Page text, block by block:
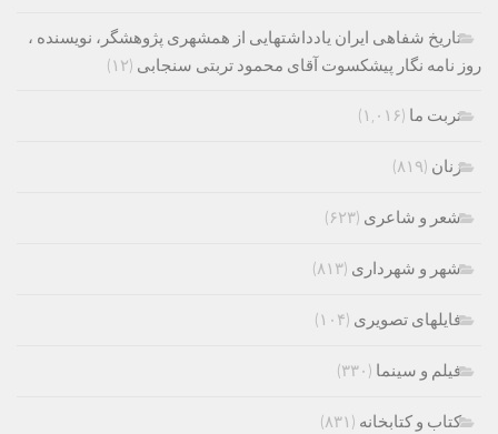
تاریخ شفاهی ایران یادداشتهایی از همشهری پژوهشگر، نویسنده ،
روز نامه نگار پیشکسوت آقای محمود تربتی سنجابی (۱۲)
تربت ما (۱,۰۱۶)
زنان (۸۱۹)
شعر و شاعری (۶۲۳)
شهر و شهرداری (۸۱۳)
فایلهای تصویری (۱۰۴)
فیلم و سینما (۳۳۰)
کتاب و کتابخانه (۸۳۱)